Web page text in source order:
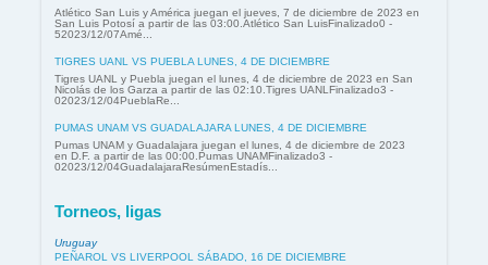
Atlético San Luis y América juegan el jueves, 7 de diciembre de 2023 en
San Luis Potosí a partir de las 03:00.Atlético San LuisFinalizado0 -
52023/12/07Amé...
TIGRES UANL VS PUEBLA LUNES, 4 DE DICIEMBRE
Tigres UANL y Puebla juegan el lunes, 4 de diciembre de 2023 en San
Nicolás de los Garza a partir de las 02:10.Tigres UANLFinalizado3 -
02023/12/04PueblaRe...
PUMAS UNAM VS GUADALAJARA LUNES, 4 DE DICIEMBRE
Pumas UNAM y Guadalajara juegan el lunes, 4 de diciembre de 2023
en D.F. a partir de las 00:00.Pumas UNAMFinalizado3 -
02023/12/04GuadalajaraResúmenEstadís...
Torneos, ligas
Uruguay
PEÑAROL VS LIVERPOOL SÁBADO, 16 DE DICIEMBRE